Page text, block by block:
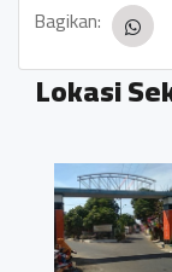
Bagikan:
Lokasi